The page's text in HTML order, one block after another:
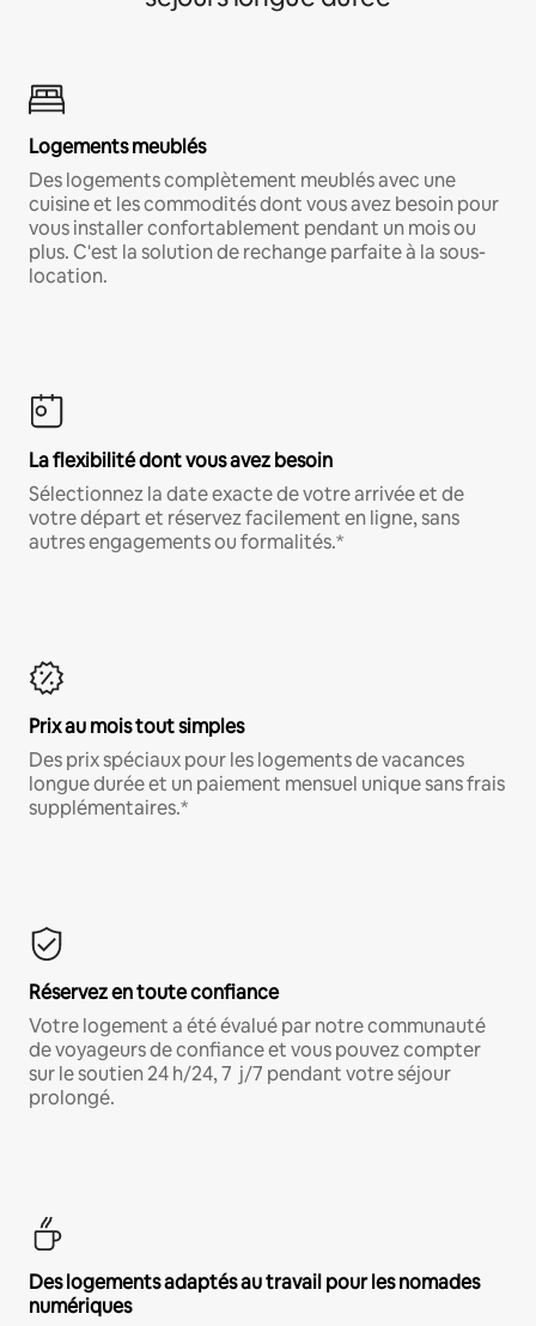
Logements meublés
Des logements complètement meublés avec une
cuisine et les commodités dont vous avez besoin pour
vous installer confortablement pendant un mois ou
plus. C'est la solution de rechange parfaite à la sous-
location.
La flexibilité dont vous avez besoin
Sélectionnez la date exacte de votre arrivée et de
votre départ et réservez facilement en ligne, sans
autres engagements ou formalités.*
Prix au mois tout simples
Des prix spéciaux pour les logements de vacances
longue durée et un paiement mensuel unique sans frais
supplémentaires.*
Réservez en toute confiance
Votre logement a été évalué par notre communauté
de voyageurs de confiance et vous pouvez compter
sur le soutien 24 h/24, 7 j/7 pendant votre séjour
prolongé.
Des logements adaptés au travail pour les nomades
numériques